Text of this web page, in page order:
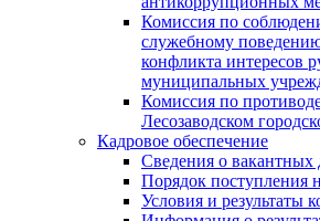
Комиссия по
служебному
конфликта интересов
муниципальных
Комиссия по
Лесозаводском
Кадровое обеспечение
Сведения о вакантных
Порядок поступления
Условия и результаты